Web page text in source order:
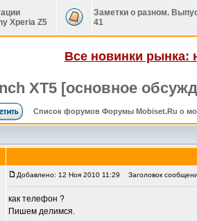
Xperia Z5
Заметки о разном.
41
Все новинки рынка:
XT5 [основное
Список форумов Форумы Mobiset.Ru о
Добавлено: 12 Ноя 2010 11:29 Заголовок
как телефон ?
Пишем делимся.